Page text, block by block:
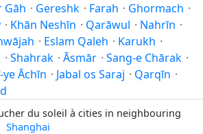
Gāh · Gereshk · Farah · Ghormach ·
· Khān Neshīn · Qarāwul · Nahrīn ·
· Eslam Qaleh · Karukh ·
· Shahrak · Āsmār · Sang-e Chārak ·
Āchīn · Jabal os Saraj · Qarqīn ·
du soleil à cities in neighbouring
Shanghai